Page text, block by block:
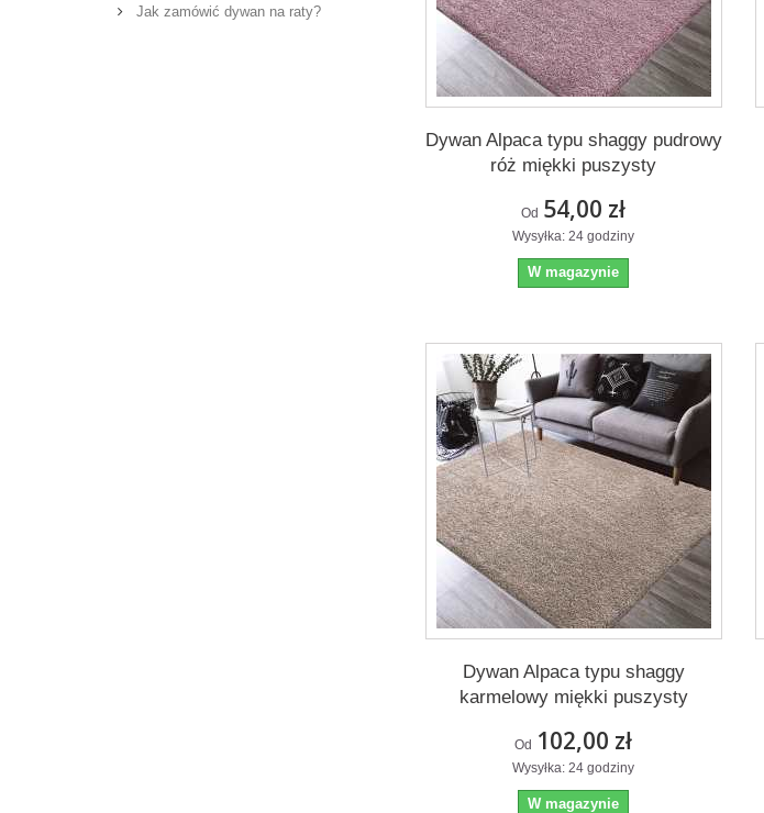
szary
Jak zamówić dywan na raty?
Dywan Alpaca typu shaggy pudrowy
róż miękki puszysty
Od 54,00 zł
Wysyłka: 24 godziny
W magazynie
Dywan Alpaca typu shaggy
karmelowy miękki puszysty
Od 102,00 zł
Wysyłka: 24 godziny
W magazynie